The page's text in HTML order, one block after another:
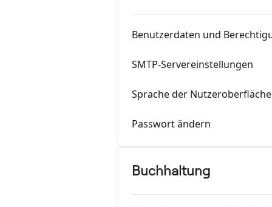
Benutzerdaten und
SMTP-Servereinstellungen
Sprache der
Passwort ändern
Buchhaltung